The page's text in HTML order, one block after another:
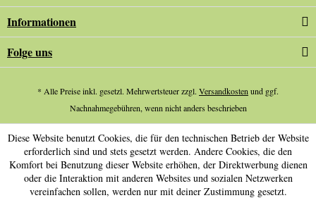
Informationen
Folge uns
* Alle Preise inkl. gesetzl. Mehrwertsteuer zzgl. Versandkostenund ggf.
Nachnahmegebühren, wenn nicht anders beschrieben
Diese Website benutzt Cookies, die für den technischen Betrieb der Website
erforderlich sind und stets gesetzt werden. Andere Cookies, die den
Komfort bei Benutzung dieser Website erhöhen, der Direktwerbung dienen
oder die Interaktion mit anderen Websites und sozialen Netzwerken
vereinfachen sollen, werden nur mit deiner Zustimmung gesetzt.